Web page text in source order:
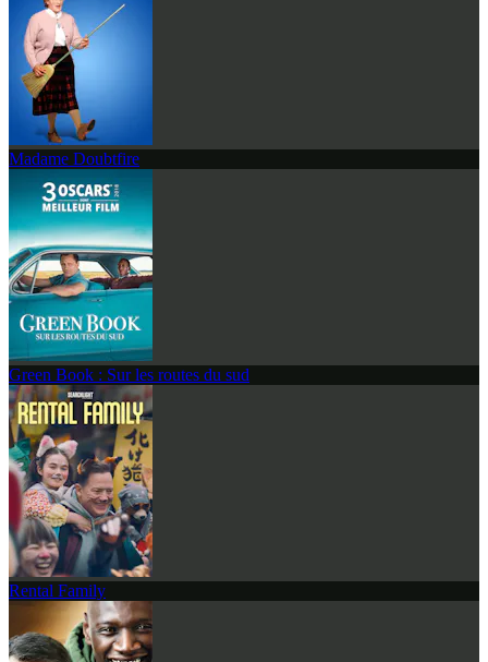
Madame Doubtfire
Green Book : Sur les routes du sud
Rental Family